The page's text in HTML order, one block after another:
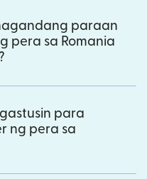
paraan
pera sa Romania
para
ng pera sa